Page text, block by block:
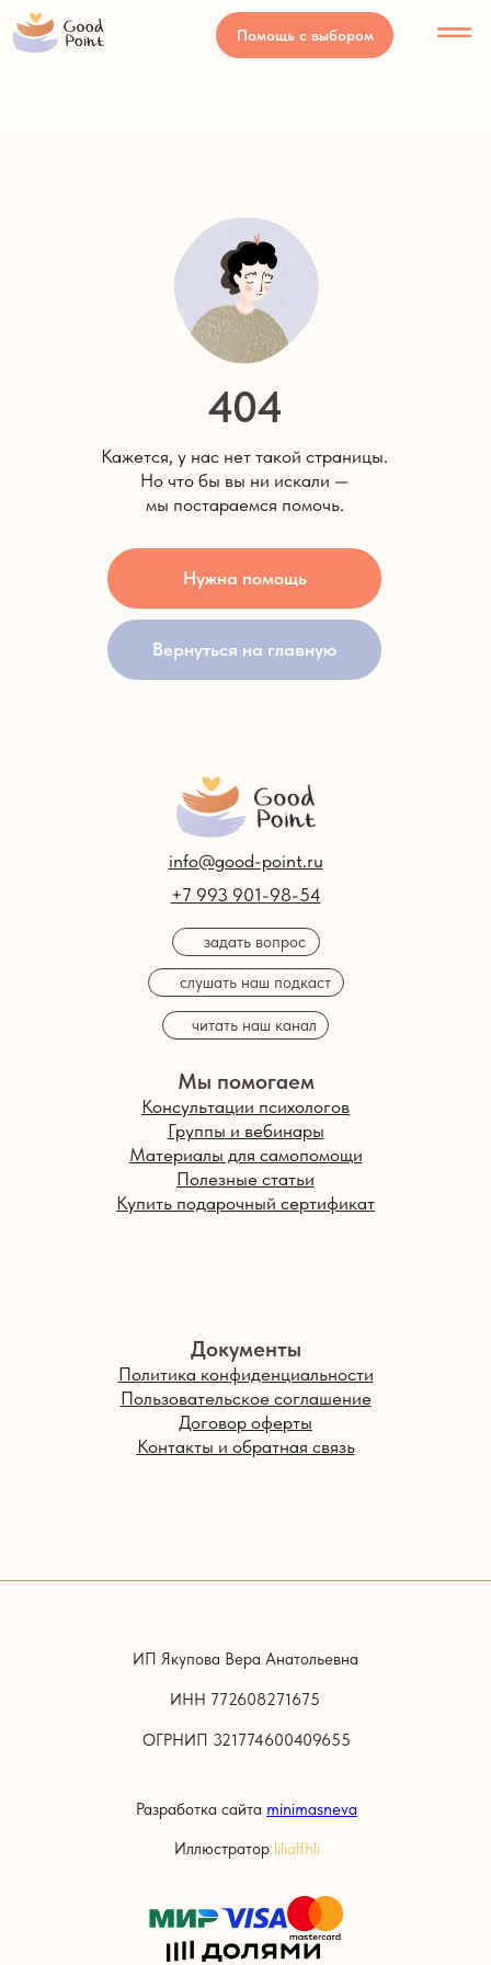
Психологи
Записаться
на консультацию
Помощь с выбором
Нужна помощь
Кажется, у нас нет такой страницы.
Но что бы вы ни искали —
мы постараемся помочь.
404
Вернуться на главную
info@good-point.ru
Разработка сайта minimasneva
ИП Якупова Вера Анатольевна
Иллюстратор lilialfhli
ИНН 772608271675
ОГРНИП 321774600409655
+7 993 901-98-54
Мы помогаем
Консультации психологов
Группы и вебинары
Материалы для самопомощи
Полезные статьи
Купить подарочный сертификат
Документы
Политика конфиденциальности
Пользовательское соглашение
Договор оферты
Контакты и обратная связь
задать вопрос
слушать наш подкаст
читать наш канал